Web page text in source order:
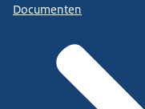
Documenten